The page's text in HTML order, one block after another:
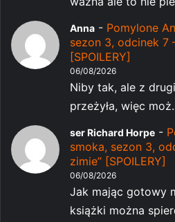
Anna - Pomylone
sezon 3, odcinek 7
[SPOILERY]
06/08/2026
Niby tak, ale z
przeżyła, więc
ser Richard Horpe -
smoka, sezon 3,
zimie” [SPOILERY]
06/08/2026
Jak mając gotowy
książki można